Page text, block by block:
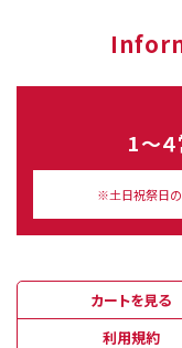
1～
※土日祝祭日の
カートを見る
利用規約